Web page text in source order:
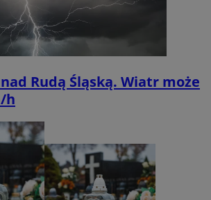
Rudą Śląską. Wiatr może
h